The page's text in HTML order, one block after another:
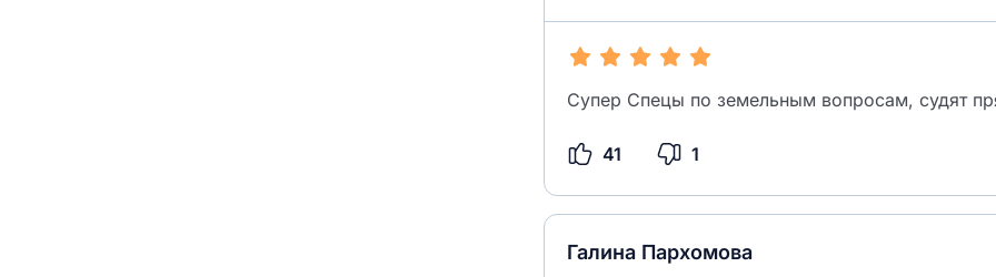
Супер Спецы по земельным вопросам, судят
41 1
Галина Пархомова